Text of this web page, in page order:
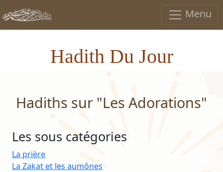
Menu
Hadith Du Jour
Hadiths sur "Les Adorations"
Les sous catégories
La prière
La Zakat et les aumônes